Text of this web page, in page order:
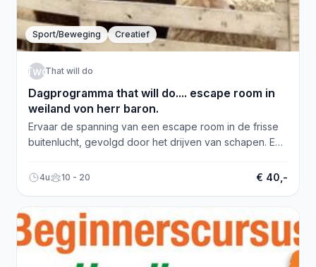
Sport/Beweging Creatief
TwdThat will do
Dagprogramma that will do.... escape room in
weiland von herr baron.
Ervaar de spanning van een escape room in de frisse
buitenlucht, gevolgd door het drijven van schapen. Een
4u 10 - 20 € 40,-